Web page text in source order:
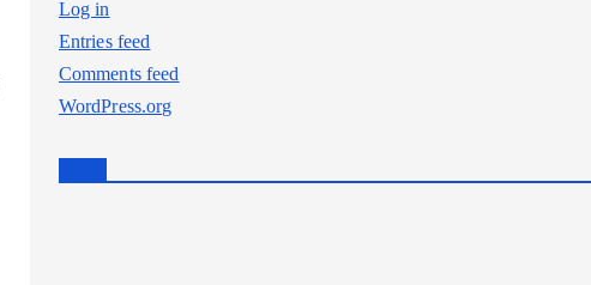
Log in
Entries feed
Comments feed
WordPress.org